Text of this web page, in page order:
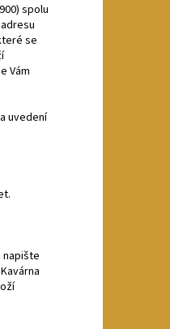
spolu
se
Vám
uvedení
napište